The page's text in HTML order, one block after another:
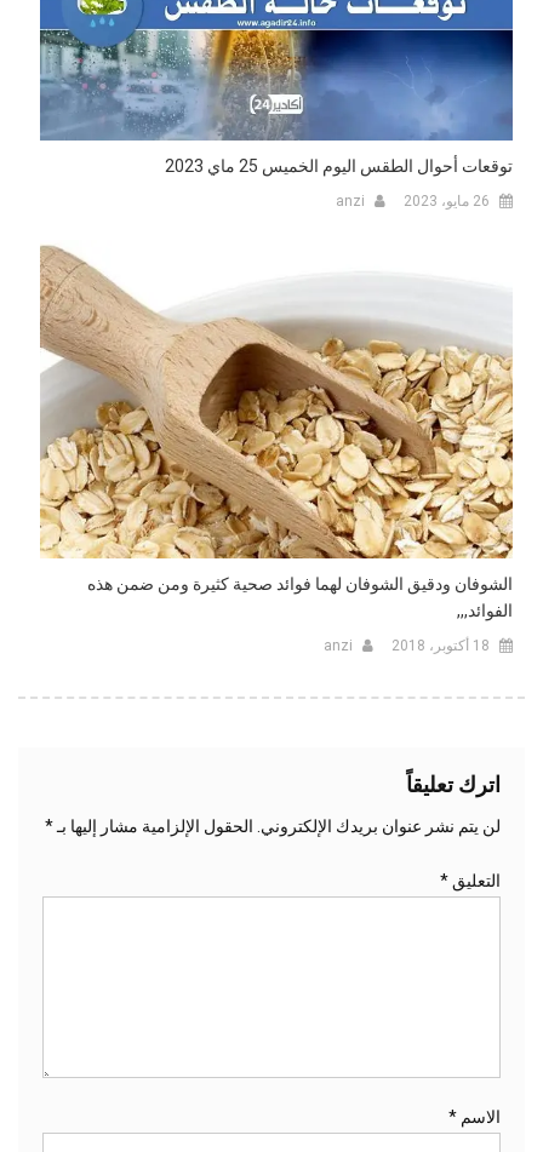
توقعات أحوال الطقس اليوم الخميس 25 ماي 2023
26 مايو، 2023 anzi
الشوفان ودقيق الشوفان لهما فوائد صحية كثيرة ومن ضمن هذه
الفوائد,,,
18 أكتوبر، 2018 anzi
اترك تعليقاً
لن يتم نشر عنوان بريدك الإلكتروني. الحقول الإلزامية مشار إليها بـ*
التعليق *
الاسم *